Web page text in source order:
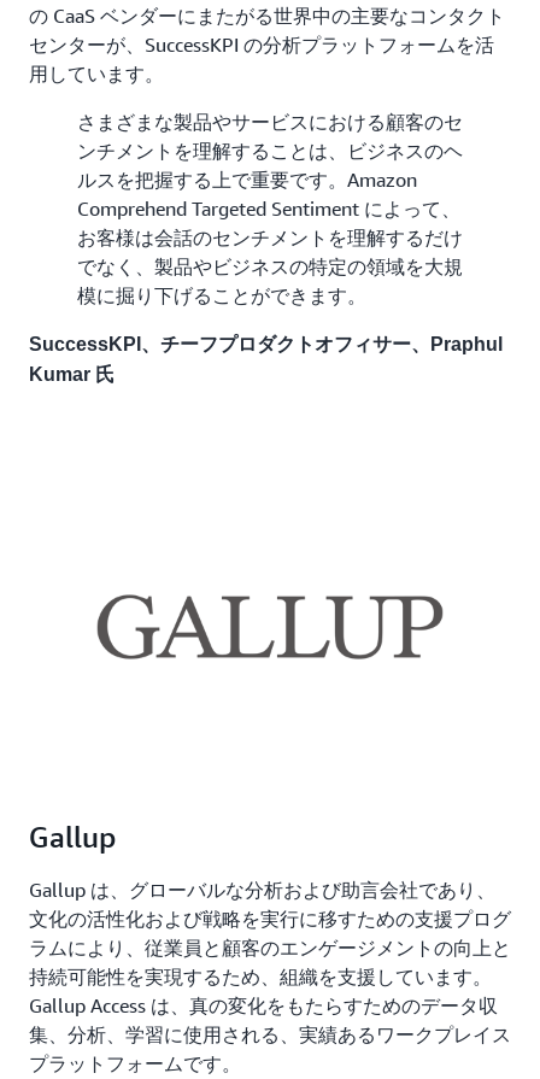
の CaaS ベンダーにまたがる世界中の主要なコンタクト
センターが、SuccessKPI の分析プラットフォームを活
用しています。
さまざまな製品やサービスにおける顧客のセ
ンチメントを理解することは、ビジネスのヘ
ルスを把握する上で重要です。Amazon
Comprehend Targeted Sentiment によって、
お客様は会話のセンチメントを理解するだけ
でなく、製品やビジネスの特定の領域を大規
模に掘り下げることができます。
SuccessKPI、チーフプロダクトオフィサー、Praphul
Kumar 氏
Gallup
Gallup は、グローバルな分析および助言会社であり、
文化の活性化および戦略を実行に移すための支援プログ
ラムにより、従業員と顧客のエンゲージメントの向上と
持続可能性を実現するため、組織を支援しています。
Gallup Access は、真の変化をもたらすためのデータ収
集、分析、学習に使用される、実績あるワークプレイス
プラットフォームです。